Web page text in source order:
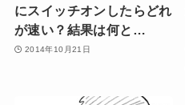
にスイッチオンしたらどれ
が速い？結果は何と…
2014年10月21日